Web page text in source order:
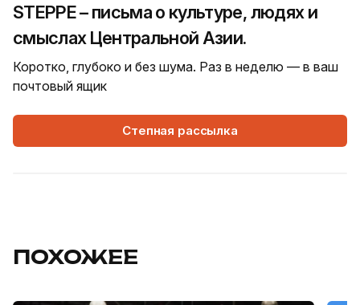
STEPPE – письма о культуре, людях и
смыслах Центральной Азии.
Коротко, глубоко и без шума. Раз в неделю — в ваш
почтовый ящик
Степная рассылка
ПОХОЖЕЕ